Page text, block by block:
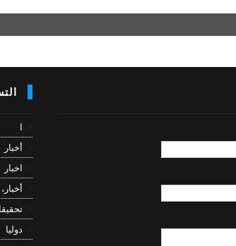
أخبار
اخبار
أخبار،
دوليا